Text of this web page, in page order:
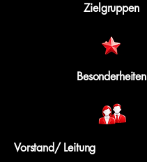
Zielgruppen
Besonderheiten
Vorstand/ Leitung